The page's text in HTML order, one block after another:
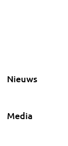
Nieuws
Media